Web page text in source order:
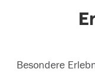
Besondere